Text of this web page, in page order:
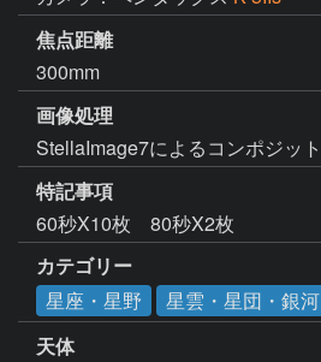
焦点距離
300mm
画像処理
特記事項
60秒X10枚　80秒X2枚
カテゴリー
星座・星野
星雲・星団・銀河
天体